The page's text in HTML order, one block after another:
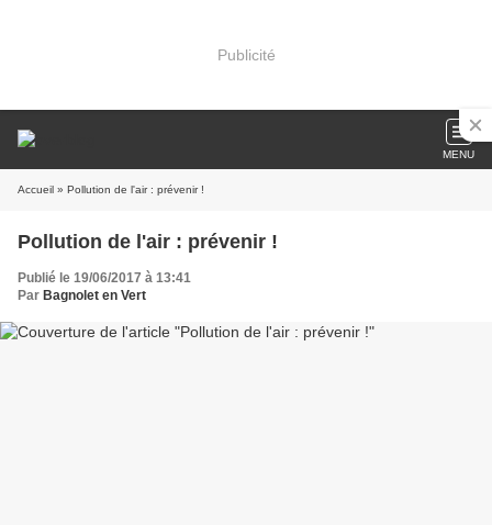
Publicité
MENU
Accueil » Pollution de l'air : prévenir !
Pollution de l'air : prévenir !
Publié le 19/06/2017 à 13:41
Par Bagnolet en Vert